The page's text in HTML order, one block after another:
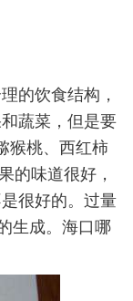
的饮食结构，
蔬菜，但是要
猴桃、西红柿
的味道很好，
很好的。过量
生成。海口哪